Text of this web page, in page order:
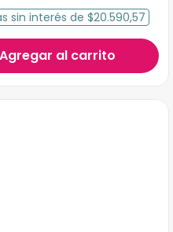
sin interés de $20.590,57
Agregar al carrito